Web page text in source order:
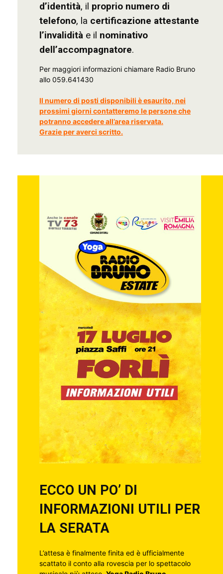
d’identità, il proprio numero di
telefono, la certificazione attestante
l’invalidità e il nominativo
dell’accompagnatore.
Per maggiori informazioni chiamare Radio Bruno
allo 059.641430
Il numero di posti disponibili è esaurito, nei
prossimi giorni contatteremo le persone che
potranno accedere all’area riservata.
Grazie per averci scritto.
ECCO UN PO’ DI
INFORMAZIONI UTILI PER
LA SERATA
L’attesa è finalmente finita ed è ufficialmente
scattato il conto alla rovescia per lo spettacolo